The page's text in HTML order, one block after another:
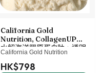
California Gold
Nutrition, CollagenUP®，
水解海洋膠原蛋白肽 + 透明
質酸和維他命 C，原味，2.2
磅（1 千克）
California Gold Nutrition
HK$798